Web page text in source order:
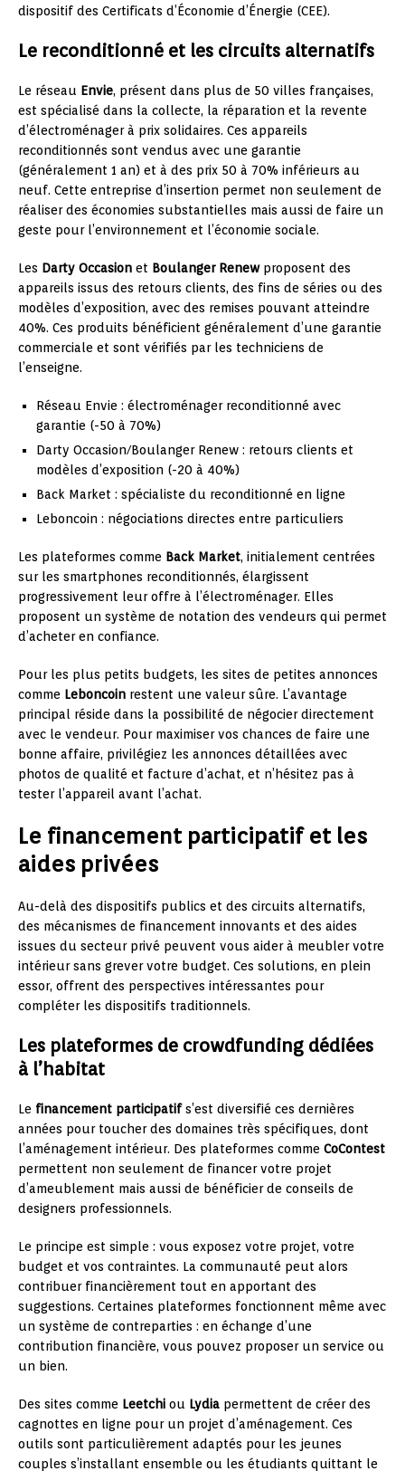
dispositif des Certificats d’Économie d’Énergie (CEE).
Le reconditionné et les circuits alternatifs
Le réseau Envie, présent dans plus de 50 villes françaises,
est spécialisé dans la collecte, la réparation et la revente
d’électroménager à prix solidaires. Ces appareils
reconditionnés sont vendus avec une garantie
(généralement 1 an) et à des prix 50 à 70% inférieurs au
neuf. Cette entreprise d’insertion permet non seulement de
réaliser des économies substantielles mais aussi de faire un
geste pour l’environnement et l’économie sociale.
Les Darty Occasion et Boulanger Renewproposent des
appareils issus des retours clients, des fins de séries ou des
modèles d’exposition, avec des remises pouvant atteindre
40%. Ces produits bénéficient généralement d’une garantie
commerciale et sont vérifiés par les techniciens de
l’enseigne.
Réseau Envie : électroménager reconditionné avec
garantie (-50 à 70%)
Darty Occasion/Boulanger Renew : retours clients et
modèles d’exposition (-20 à 40%)
Back Market : spécialiste du reconditionné en ligne
Leboncoin : négociations directes entre particuliers
Les plateformes comme Back Market, initialement centrées
sur les smartphones reconditionnés, élargissent
progressivement leur offre à l’électroménager. Elles
proposent un système de notation des vendeurs qui permet
d’acheter en confiance.
Pour les plus petits budgets, les sites de petites annonces
comme Leboncoin restent une valeur sûre. L’avantage
principal réside dans la possibilité de négocier directement
avec le vendeur. Pour maximiser vos chances de faire une
bonne affaire, privilégiez les annonces détaillées avec
photos de qualité et facture d’achat, et n’hésitez pas à
tester l’appareil avant l’achat.
Le financement participatif et les
aides privées
Au-delà des dispositifs publics et des circuits alternatifs,
des mécanismes de financement innovants et des aides
issues du secteur privé peuvent vous aider à meubler votre
intérieur sans grever votre budget. Ces solutions, en plein
essor, offrent des perspectives intéressantes pour
compléter les dispositifs traditionnels.
Les plateformes de crowdfunding dédiées
à l’habitat
Le financement participatifs’est diversifié ces dernières
années pour toucher des domaines très spécifiques, dont
l’aménagement intérieur. Des plateformes comme CoContest
permettent non seulement de financer votre projet
d’ameublement mais aussi de bénéficier de conseils de
designers professionnels.
Le principe est simple : vous exposez votre projet, votre
budget et vos contraintes. La communauté peut alors
contribuer financièrement tout en apportant des
suggestions. Certaines plateformes fonctionnent même avec
un système de contreparties : en échange d’une
contribution financière, vous pouvez proposer un service ou
un bien.
Des sites comme Leetchi ou Lydia permettent de créer des
cagnottes en ligne pour un projet d’aménagement. Ces
outils sont particulièrement adaptés pour les jeunes
couples s’installant ensemble ou les étudiants quittant le